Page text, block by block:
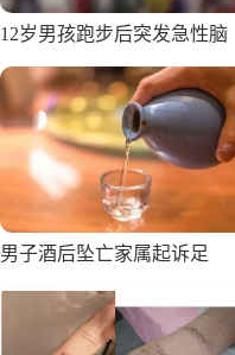
12岁男孩跑步后突发急性脑
男子酒后坠亡家属起诉足